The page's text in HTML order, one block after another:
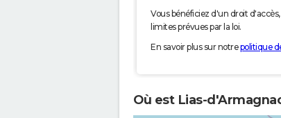
Vous bénéficiez d'un droit
limites prévues par la loi.
En savoir plus sur notrepolitique
Où est Lias-